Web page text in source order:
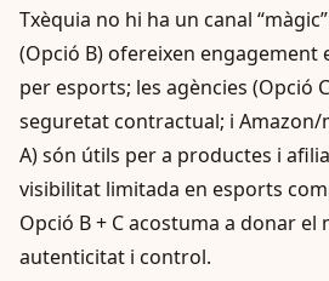
Txèquia no hi ha un canal
(Opció B) ofereixen engagement
per esports; les agències (Opció
seguretat contractual; i Amazon/
A) són útils per a productes i
visibilitat limitada en esports
Opció B + C acostuma a donar
autenticitat i control.